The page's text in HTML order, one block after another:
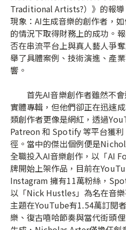
Traditional Artists?）》的報
現象：AI生成音樂的創作者，
的情況下取得財務上的成功。
否在串流平台上與真人藝人爭
舉了具體案例、技術演進、產
響。
首先AI音樂創作者雖然不會
實體專輯，但他們卻正在迅速
類創作者更像是網紅，透過
Patreon 和 Spotify 等平台獲
徑。當中的傑出個例便是
全職投入AI音樂創作，以「AI
牌開始上架作品，目前在
Instagram 擁有11萬粉絲，
以「Nick Hustles」為名在音
主題在YouTube有1.54萬訂閱
樂、復古嘻哈節奏與當代街頭